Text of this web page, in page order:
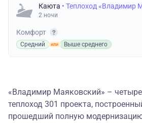
Каюта • Теплоход «Владимир
2 ночи
Комфорт
Средний Выше среднего
«Владимир Маяковский» –
теплоход 301 проекта,
прошедший полную